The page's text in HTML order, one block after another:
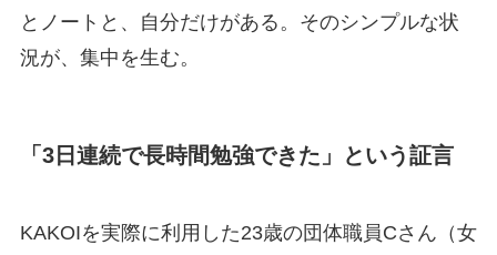
とノートと、自分だけがある。そのシンプルな状
況が、集中を生む。
「3日連続で長時間勉強できた」という証言
KAKOIを実際に利用した23歳の団体職員Cさん（女